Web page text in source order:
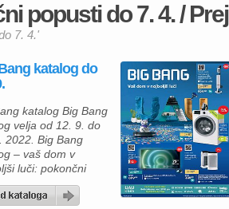
popusti do 7. 4. / Prej
7. 4.'
katalog do
katalog Big Bang
velja od 12. 9. do
2022. Big Bang
– vaš dom v
luči: pokončni
Samsung
GE